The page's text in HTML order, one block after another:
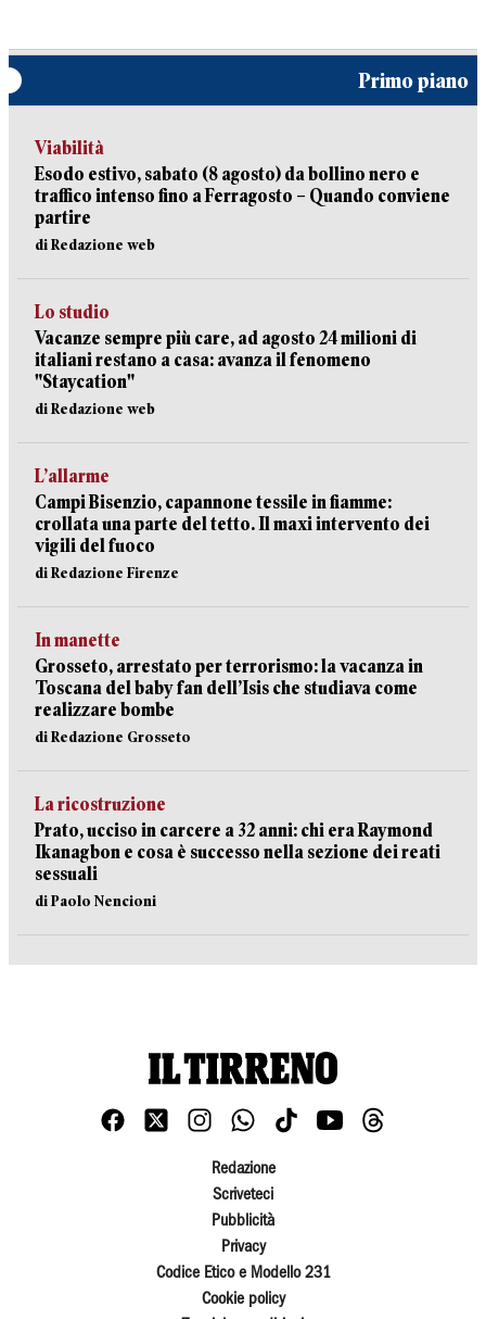
Primo piano
Viabilità
Esodo estivo, sabato (8 agosto) da bollino nero e
traffico intenso fino a Ferragosto – Quando conviene
partire
di Redazione web
Lo studio
Vacanze sempre più care, ad agosto 24 milioni di
italiani restano a casa: avanza il fenomeno
"Staycation"
di Redazione web
L’allarme
Campi Bisenzio, capannone tessile in fiamme:
crollata una parte del tetto. Il maxi intervento dei
vigili del fuoco
di Redazione Firenze
In manette
Grosseto, arrestato per terrorismo: la vacanza in
Toscana del baby fan dell’Isis che studiava come
realizzare bombe
di Redazione Grosseto
La ricostruzione
Prato, ucciso in carcere a 32 anni: chi era Raymond
Ikanagbon e cosa è successo nella sezione dei reati
sessuali
di Paolo Nencioni
Redazione
Scriveteci
Pubblicità
Privacy
Codice Etico e Modello 231
Cookie policy